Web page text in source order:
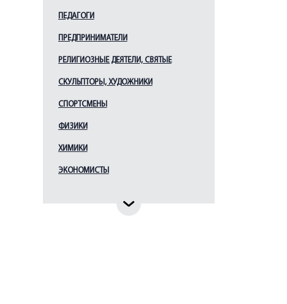
ПЕДАГОГИ
ПРЕДПРИНИМАТЕЛИ
РЕЛИГИОЗНЫЕ ДЕЯТЕЛИ, СВЯТЫЕ
СКУЛЬПТОРЫ, ХУДОЖНИКИ
СПОРТСМЕНЫ
ФИЗИКИ
ХИМИКИ
ЭКОНОМИСТЫ